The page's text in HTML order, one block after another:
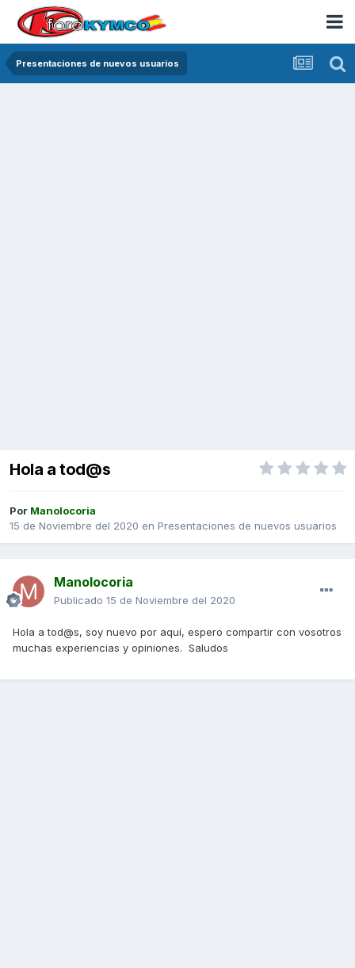
Presentaciones de nuevos usuarios
Hola a tod@s
Por Manolocoria
15 de Noviembre del 2020 en Presentaciones de nuevos usuarios
Manolocoria
Publicado 15 de Noviembre del 2020
Hola a tod@s, soy nuevo por aquí, espero compartir con vosotros
muchas experiencias y opiniones. Saludos